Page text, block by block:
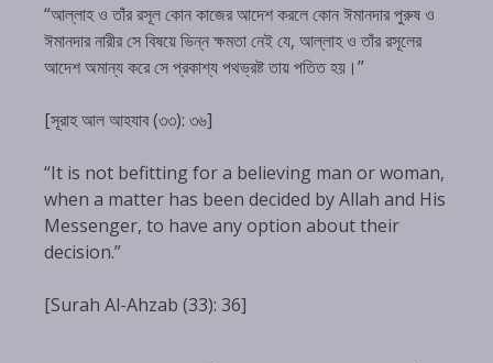
“আল্লাহ ও তাঁর রসূল কোন কাজের আদেশ করলে কোন ঈমানদার পুরুষ ও
ঈমানদার নারীর সে বিষয়ে ভিন্ন ক্ষমতা নেই যে, আল্লাহ ও তাঁর রসূলের
আদেশ অমান্য করে সে প্রকাশ্য পথভ্রষ্ট তায় পতিত হয়।”
[সূরাহ আল আহযাব (৩৩): ৩৬]
“It is not befitting for a believing man or woman,
when a matter has been decided by Allah and His
Messenger, to have any option about their
decision.”
[Surah Al-Ahzab (33): 36]